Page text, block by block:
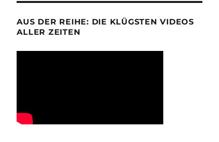
AUS DER REIHE: DIE KLÜGSTEN VIDEOS
ALLER ZEITEN